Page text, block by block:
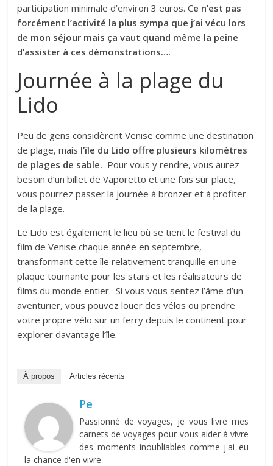
participation minimale d’environ 3 euros. Ce n’est pas
forcément l’activité la plus sympa que j’ai vécu lors
de mon séjour mais ça vaut quand même la peine
d’assister à ces démonstrations….
Journée à la plage du
Lido
Peu de gens considèrent Venise comme une destination
de plage, mais l’île du Lido offre plusieurs kilomètres
de plages de sable. Pour vous y rendre, vous aurez
besoin d’un billet de Vaporetto et une fois sur place,
vous pourrez passer la journée à bronzer et à profiter
de la plage.
Le Lido est également le lieu où se tient le festival du
film de Venise chaque année en septembre,
transformant cette île relativement tranquille en une
plaque tournante pour les stars et les réalisateurs de
films du monde entier. Si vous vous sentez l’âme d’un
aventurier, vous pouvez louer des vélos ou prendre
votre propre vélo sur un ferry depuis le continent pour
explorer davantage l’île.
À propos Articles récents
Pe
Passionné de voyages, je vous livre mes
carnets de voyages pour vous aider à vivre
des moments inoubliables comme j'ai eu
la chance d'en vivre.